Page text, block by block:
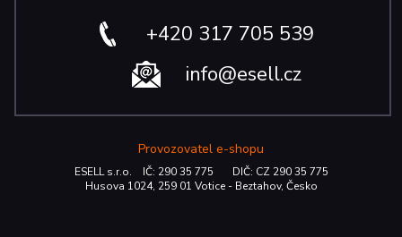
+420 317 705 539
info@esell.cz
Provozovatel e-shopu
ESELL s.r.o. IČ: 290 35 775 DIČ: CZ 290 35 775
Husova 1024, 259 01 Votice - Beztahov, Česko